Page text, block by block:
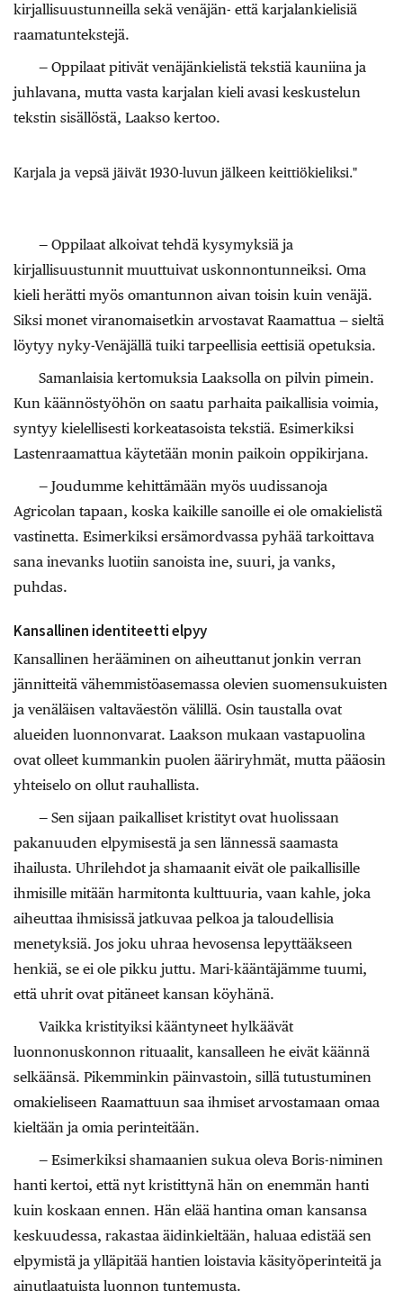
kirjallisuustunneilla sekä venäjän- että karjalankielisiä
raamatuntekstejä.
— Oppilaat pitivät venäjänkielistä tekstiä kauniina ja
juhlavana, mutta vasta karjalan kieli avasi keskustelun
tekstin sisällöstä, Laakso kertoo.
Karjala ja vepsä jäivät 1930-luvun jälkeen keittiökieliksi."
— Oppilaat alkoivat tehdä kysymyksiä ja
kirjallisuustunnit muuttuivat uskonnontunneiksi. Oma
kieli herätti myös omantunnon aivan toisin kuin venäjä.
Siksi monet viranomaisetkin arvostavat Raamattua — sieltä
löytyy nyky-Venäjällä tuiki tarpeellisia eettisiä opetuksia.
Samanlaisia kertomuksia Laaksolla on pilvin pimein.
Kun käännöstyöhön on saatu parhaita paikallisia voimia,
syntyy kielellisesti korkeatasoista tekstiä. Esimerkiksi
Lastenraamattua käytetään monin paikoin oppikirjana.
— Joudumme kehittämään myös uudissanoja
Agricolan tapaan, koska kaikille sanoille ei ole omakielistä
vastinetta. Esimerkiksi ersämordvassa pyhää tarkoittava
sana inevanks luotiin sanoista ine, suuri, ja vanks,
puhdas.
Kansallinen identiteetti elpyy
Kansallinen herääminen on aiheuttanut jonkin verran
jännitteitä vähemmistöasemassa olevien suomensukuisten
ja venäläisen valtaväestön välillä. Osin taustalla ovat
alueiden luonnonvarat. Laakson mukaan vastapuolina
ovat olleet kummankin puolen ääriryhmät, mutta pääosin
yhteiselo on ollut rauhallista.
— Sen sijaan paikalliset kristityt ovat huolissaan
pakanuuden elpymisestä ja sen lännessä saamasta
ihailusta. Uhrilehdot ja shamaanit eivät ole paikallisille
ihmisille mitään harmitonta kulttuuria, vaan kahle, joka
aiheuttaa ihmisissä jatkuvaa pelkoa ja taloudellisia
menetyksiä. Jos joku uhraa hevosensa lepyttääkseen
henkiä, se ei ole pikku juttu. Mari-kääntäjämme tuumi,
että uhrit ovat pitäneet kansan köyhänä.
Vaikka kristityiksi kääntyneet hylkäävät
luonnonuskonnon rituaalit, kansalleen he eivät käännä
selkäänsä. Pikemminkin päinvastoin, sillä tutustuminen
omakieliseen Raamattuun saa ihmiset arvostamaan omaa
kieltään ja omia perinteitään.
— Esimerkiksi shamaanien sukua oleva Boris-niminen
hanti kertoi, että nyt kristittynä hän on enemmän hanti
kuin koskaan ennen. Hän elää hantina oman kansansa
keskuudessa, rakastaa äidinkieltään, haluaa edistää sen
elpymistä ja ylläpitää hantien loistavia käsityöperinteitä ja
ainutlaatuista luonnon tuntemusta.